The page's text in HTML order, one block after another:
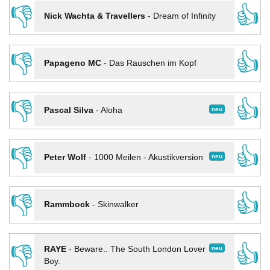
👎
Nick Wachta & Travellers- Dream of Infinity
👍
👎
Papageno MC- Das Rauschen im Kopf
👍
👎
neu
Pascal Silva- Aloha
👍
👎
neu
Peter Wolf- 1000 Meilen - Akustikversion
👍
👎
Rammbock- Skinwalker
👍
👎
neu
RAYE- Beware.. The South London Lover
Boy.
👍